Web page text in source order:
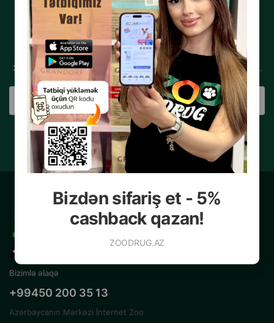
Bizdən sifariş et - 5%
cashback qazan!
ZOODRUG.AZ
YENILIKLƏRƏ ABUNƏ OLUN
Xəbərlər və xüsusi təkliflər almaq üçün e-poçt ünvanınızı qeyd edin.
ABUNƏ OL
Bizimlə əlaqə
+99450 200 35 13
Azərbaycanın Mərkəzi İnternet Zoo